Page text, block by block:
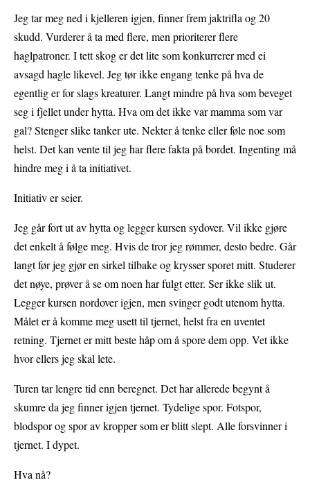
Jeg tar meg ned i kjelleren igjen, finner frem jaktrifla og 20
skudd. Vurderer å ta med flere, men prioriterer flere
haglpatroner. I tett skog er det lite som konkurrerer med ei
avsagd hagle likevel. Jeg tør ikke engang tenke på hva de
egentlig er for slags kreaturer. Langt mindre på hva som beveget
seg i fjellet under hytta. Hva om det ikke var mamma som var
gal? Stenger slike tanker ute. Nekter å tenke eller føle noe som
helst. Det kan vente til jeg har flere fakta på bordet. Ingenting må
hindre meg i å ta initiativet.
Initiativ er seier.
Jeg går fort ut av hytta og legger kursen sydover. Vil ikke gjøre
det enkelt å følge meg. Hvis de tror jeg rømmer, desto bedre. Går
langt før jeg gjør en sirkel tilbake og krysser sporet mitt. Studerer
det nøye, prøver å se om noen har fulgt etter. Ser ikke slik ut.
Legger kursen nordover igjen, men svinger godt utenom hytta.
Målet er å komme meg usett til tjernet, helst fra en uventet
retning. Tjernet er mitt beste håp om å spore dem opp. Vet ikke
hvor ellers jeg skal lete.
Turen tar lengre tid enn beregnet. Det har allerede begynt å
skumre da jeg finner igjen tjernet. Tydelige spor. Fotspor,
blodspor og spor av kropper som er blitt slept. Alle forsvinner i
tjernet. I dypet.
Hva nå?